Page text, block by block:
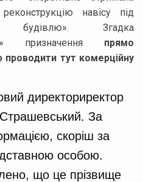
навісу під
будівлю». Згадка
призначення прямо
проводити тут комерційну
директориректор
За
скоріш за
особою.
що це прізвище